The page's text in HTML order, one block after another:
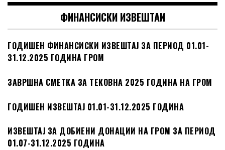
ФИНАНСИСКИ ИЗВЕШТАИ
ГОДИШЕН ФИНАНСИСКИ ИЗВЕШТАЈ ЗА ПЕРИОД 01.01-
31.12.2025 ГОДИНА ГРОМ
ЗАВРШНА СМЕТКА ЗА ТЕКОВНА 2025 ГОДИНА НА ГРОМ
ГОДИШЕН ИЗВЕШТАЈ 01.01-31.12.2025 ГОДИНА
ИЗВЕШТАЈ ЗА ДОБИЕНИ ДОНАЦИИ НА ГРОМ ЗА ПЕРИОД
01.07-31.12.2025 ГОДИНА